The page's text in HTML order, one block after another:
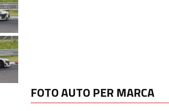
FOTO AUTO PER MARCA